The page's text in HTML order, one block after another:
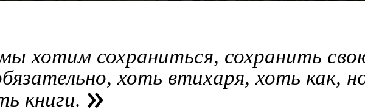
хотим сохраниться, сохранить
хоть втихаря, хоть как,
книги.